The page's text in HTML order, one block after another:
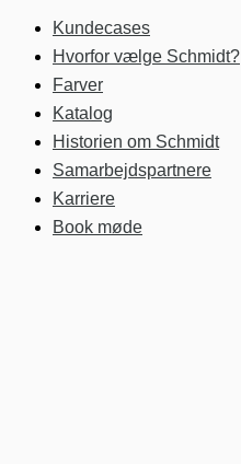
Kundecases
Hvorfor vælge Schmidt?
Farver
Katalog
Historien om Schmidt
Samarbejdspartnere
Karriere
Book møde